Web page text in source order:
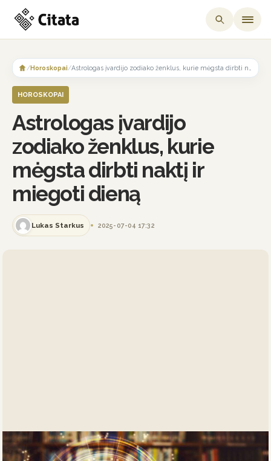
content
/Horoskopai/
HOROSKOPAI
Astrologas įvardijo
zodiako ženklus, kurie
mėgsta dirbti naktį ir
miegoti dieną
Lukas Starkus 2025-07-04 17:32